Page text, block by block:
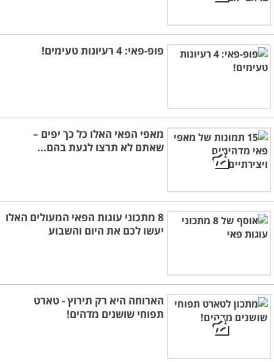
פופ-פאי: 4 רעיונות טעימים!
מאפי הפאי האלו כל כך יפים –
שאתם לא תרצו לגעת בהם...
8 מתכוני עוגות הפאי המעולים האלו
יעשו לכם את היום והשבוע
הארוחה היא רק תירוץ - טארט
תפוחי שושנים מדהים!